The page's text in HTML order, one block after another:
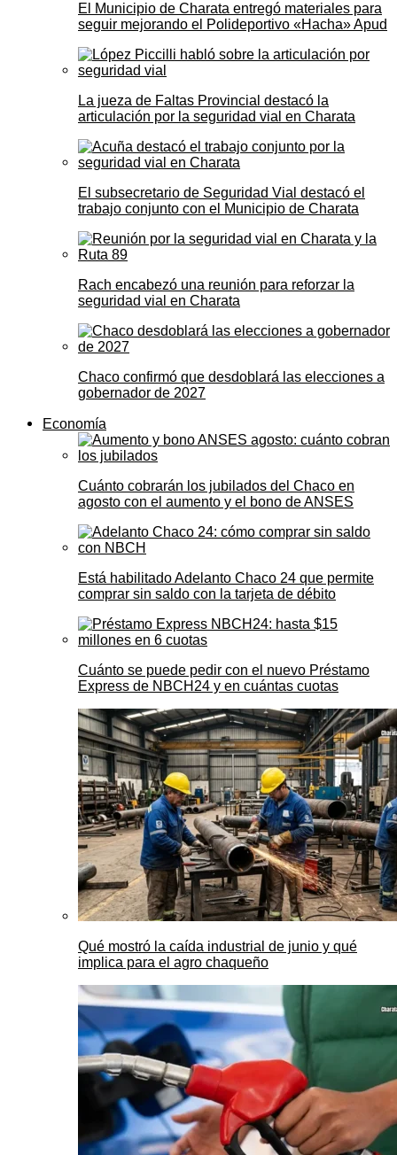
El Municipio de Charata entregó materiales para
seguir mejorando el Polideportivo «Hacha» Apud
La jueza de Faltas Provincial destacó la
articulación por la seguridad vial en Charata
El subsecretario de Seguridad Vial destacó el
trabajo conjunto con el Municipio de Charata
Rach encabezó una reunión para reforzar la
seguridad vial en Charata
Chaco confirmó que desdoblará las elecciones a
gobernador de 2027
Economía
Cuánto cobrarán los jubilados del Chaco en
agosto con el aumento y el bono de ANSES
Está habilitado Adelanto Chaco 24 que permite
comprar sin saldo con la tarjeta de débito
Cuánto se puede pedir con el nuevo Préstamo
Express de NBCH24 y en cuántas cuotas
Qué mostró la caída industrial de junio y qué
implica para el agro chaqueño